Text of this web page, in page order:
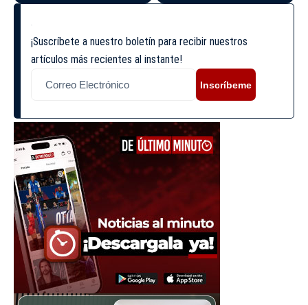
¡Suscríbete a nuestro boletín para recibir nuestros
artículos más recientes al instante!
Inscríbeme